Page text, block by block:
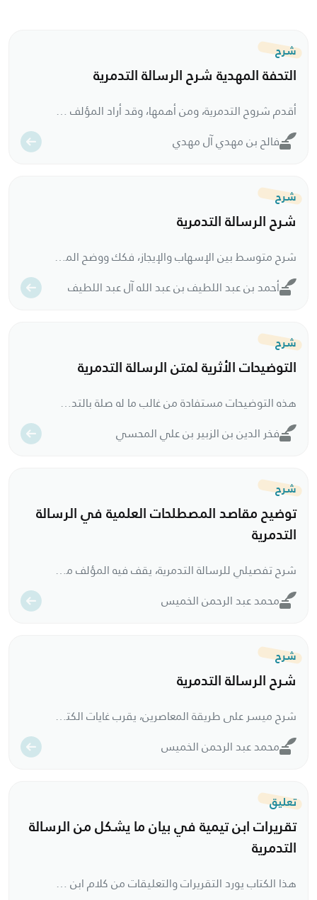
شرح
التحفة المهدية شرح الرسالة التدمرية
أقدم شروح التدمرية، ومن أهمها، وقد أراد المؤلف منها كشف النقاب عن غامض التدمرية، وإماطة اللثام عن مراميها، وجمع مفصلها، وإيضاح مجملها.
فالح بن مهدي آل مهدي
شرح
شرح الرسالة التدمرية
شرح متوسط بين الإسهاب والإيجاز، فكك ووضح المعاني الغامضة، وسهل المسائل العويصة، مع ما امتاز به الشرح من كثرة إيراد الأمثلة. وفي حواشي الشرح نقول كثيرة من كتاب (منهج إمام الحرمين في دراسة العقيدة) للمؤلف.
أحمد بن عبد اللطيف بن عبد الله آل عبد اللطيف
شرح
التوضيحات الأثرية لمتن الرسالة التدمرية
هذه التوضيحات مستفادة من غالب ما له صلة بالتدمرية، وعلى رأسها دروس الدكتور محمد الخميس، وتحقيق الدكتور محمد عودة السعوي للتدمرية، والتحفة المهدية، وتقريب التدمرية وغيرها.
فخر الدين بن الزبير بن علي المحسي
شرح
توضيح مقاصد المصطلحات العلمية في الرسالة
التدمرية
شرح تفصيلي للرسالة التدمرية، يقف فيه المؤلف مع عبارات ابن تيمية، ويشرح كلًا منها شرحًا تفصيليًا مبينا ما تضمنته من معاني ومسائل.
محمد عبد الرحمن الخميس
شرح
شرح الرسالة التدمرية
شرح ميسر على طريقة المعاصرين، يقرب غايات الكتاب ويوضح مقاصده، ويكشف للقارىء عما يدل عليه من مضمون.
محمد عبد الرحمن الخميس
تعليق
تقريرات ابن تيمية في بيان ما يشكل من الرسالة
التدمرية
هذا الكتاب يورد التقريرات والتعليقات من كلام ابن تيمية، والتي توضح المشكلات وتزيل المشتبهات من التدمرية، كما يُعرِّف بالمصطلحات الواردة في الرسالة، كما يحوي هذا الكتاب على تقريرات وتحريرات –من سائر كتبه– تزيد كلام المؤلف بياناً، وتضيف أوجهاً وأجوبة أخرى، إضافة إلى تعليقات تعزو المقالات إلى أصحابها.